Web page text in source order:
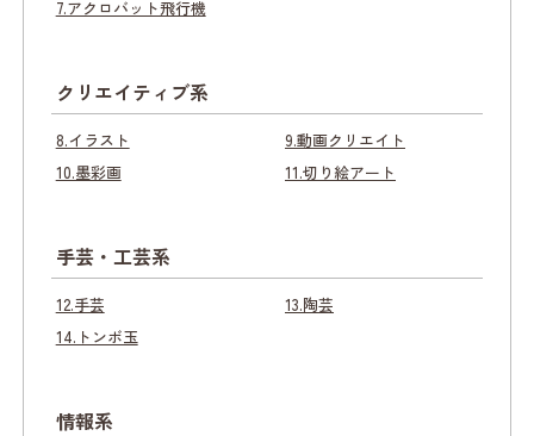
7.アクロバット飛行機
クリエイティブ系
8.イラスト
9.動画クリエイト
10.墨彩画
11.切り絵アート
手芸・工芸系
12.手芸
13.陶芸
14.トンボ玉
情報系